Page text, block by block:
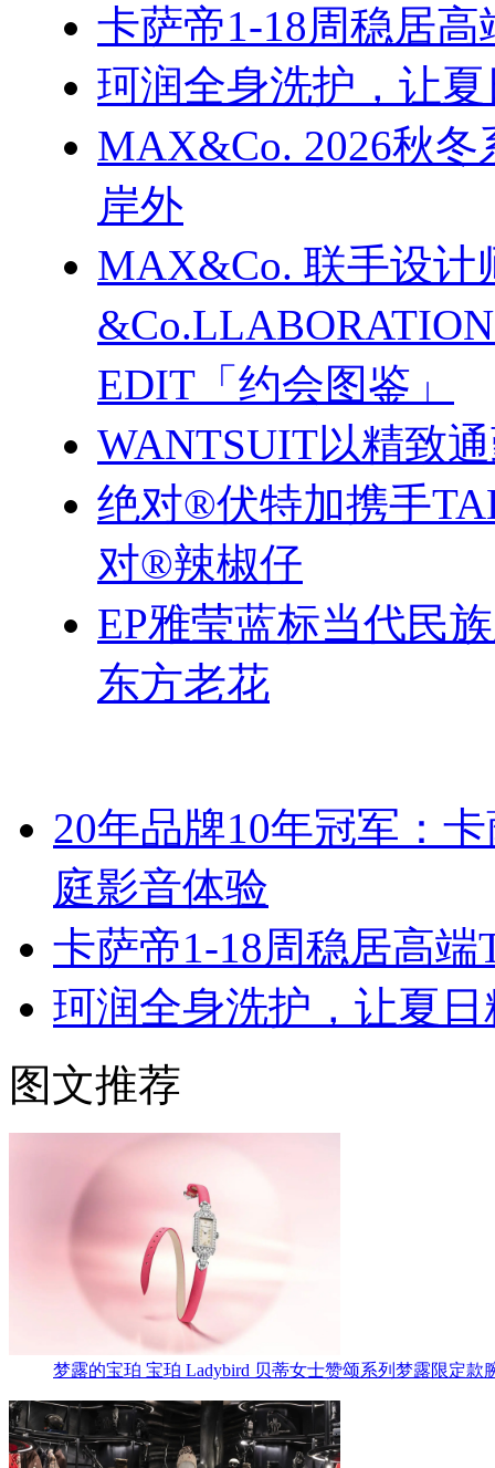
卡萨帝1-18周稳居
珂润全身洗护，让
MAX&Co. 2026秋
岸外
MAX&Co. 联手设计
EDIT「约会图鉴」
WANTSUIT以精致
绝对®伏特加携手
对®辣椒仔
EP雅莹蓝标当代民
东方老花
20年品牌10年冠军：
庭影音体验
卡萨帝1-18周稳居高
珂润全身洗护，让夏
图文推荐
梦露的宝珀 宝珀 Ladybird 贝蒂女士赞颂系列梦露限定款